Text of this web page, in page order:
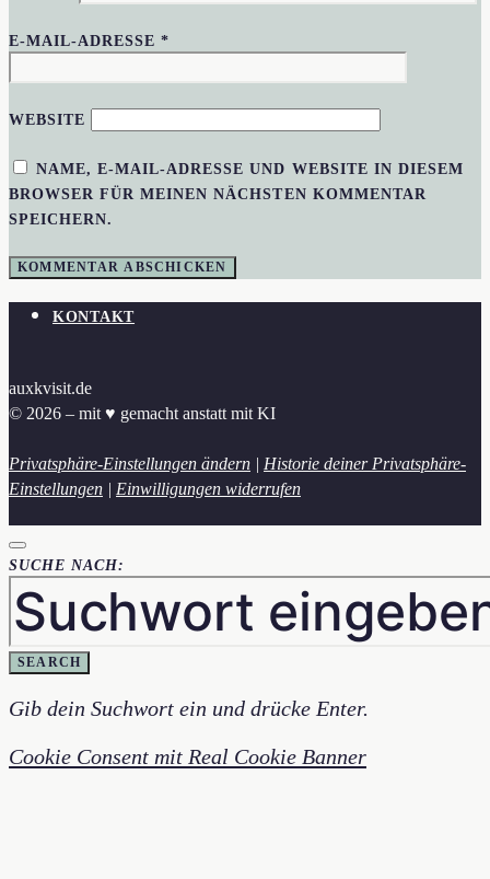
E-MAIL-ADRESSE*
WEBSITE
NAME, E-MAIL-ADRESSE UND WEBSITE IN DIESEM
BROWSER FÜR MEINEN NÄCHSTEN KOMMENTAR
SPEICHERN.
KONTAKT
auxkvisit.de
© 2026 – mit ♥︎ gemacht anstatt mit KI
Privatsphäre-Einstellungen ändern | Historie deiner Privatsphäre-
Einstellungen | Einwilligungen widerrufen
SUCHE NACH:
SEARCH
Gib dein Suchwort ein und drücke Enter.
Cookie Consent mit Real Cookie Banner